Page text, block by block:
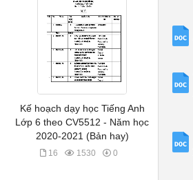
Kế hoạch dạy học Tiếng Anh
Lớp 6 theo CV5512 - Năm học
2020-2021 (Bản hay)
16 1530 0